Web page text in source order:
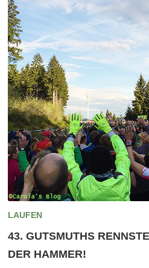
LAUFEN
43. GUTSMUTHS
DER HAMMER!